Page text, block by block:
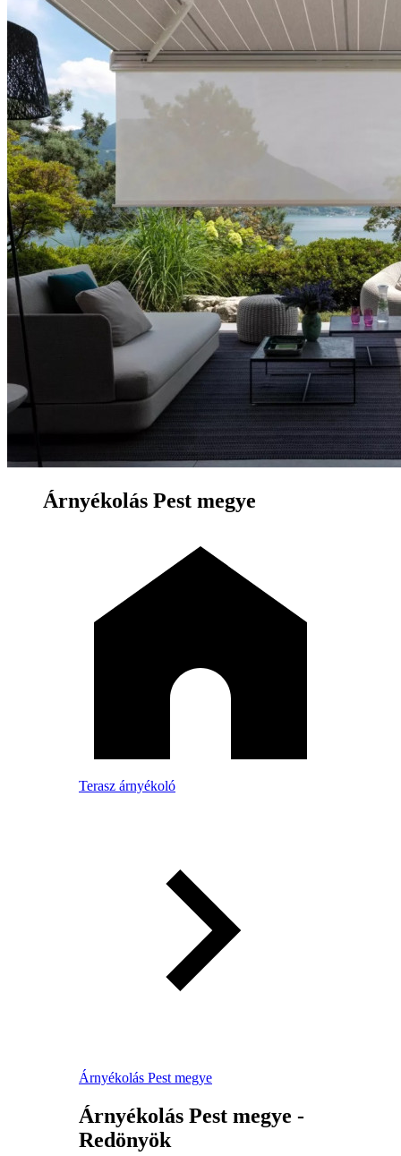
Árnyékolás Pest megye
Terasz árnyékoló
Árnyékolás Pest megye
Árnyékolás Pest megye -
Redönyök